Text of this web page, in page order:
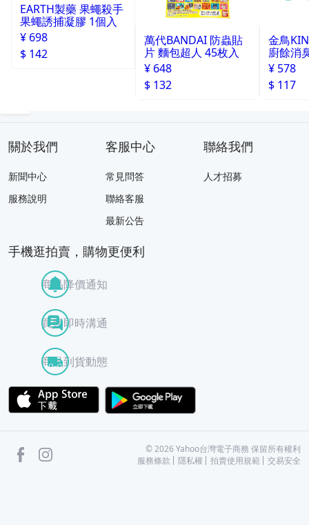
EARTH製藥 果蠅殺手
果蠅誘捕凝膠 1個入
¥ 698
$ 142
萬代BANDAI 防蟲貼
片 麵包超人 45枚入
¥ 648
$ 132
金鳥
廚餘消
分
¥ 578
$ 117
關於我們
新聞中心
服務說明
客服中心
常見問答
聯絡客服
最新公告
聯絡我們
人才招募
手機逛拍賣，購物更便利
商品降價通知
買賣即時溝通
商品到貨動態
APP Store
facebook ©2026 Yahoo台灣電子商務 保留所有權利
服務條款
隱私權 拍賣使用規範 交易安全